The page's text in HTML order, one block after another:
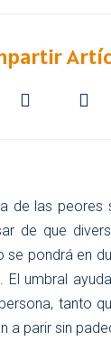
de las peores
de que
se pondrá en
El umbral
tanto
a parir sin